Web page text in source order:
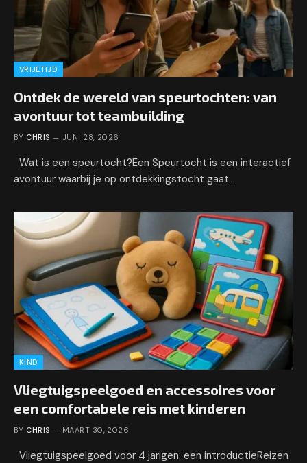
VRIJETIJD
Ontdek de wereld van speurtochten: van
avontuur tot teambuilding
BY CHRIS JUNI 28, 2026
Wat is een speurtocht?Een Speurtocht is een interactief
avontuur waarbij je op ontdekkingstocht gaat…
KIND
Vliegtuigspeelgoed en accessoires voor
een comfortabele reis met kinderen
BY CHRIS MAART 30, 2026
Vliegtuigspeelgoed voor 4 jarigen: een introductieReizen